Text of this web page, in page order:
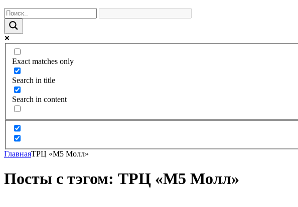
Exact matches only
Search in title
Search in content
ГлавнаяТРЦ «М5 Молл»
Посты с тэгом: ТРЦ «М5 Молл»